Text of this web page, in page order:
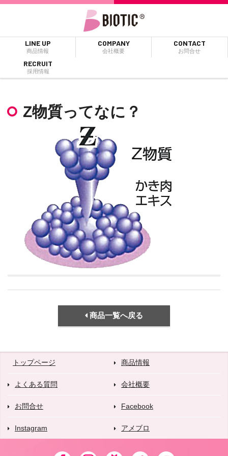
LINE UP
商品情報
COMPANY
会社概要
CONTACT
お問合せ
RECRUIT
採用情報
Z物質ってなに？
商品一覧へ戻る
トップページ 商品情報
よくある質問 会社概要
お問合せ Facebook
Instagram アメブロ